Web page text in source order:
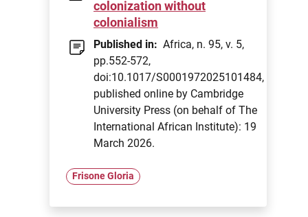
colonization without
colonialism
Published in: Africa, n. 95, v. 5,
pp.552-572,
doi:10.1017/S0001972025101484,
published online by Cambridge
University Press (on behalf of The
International African Institute): 19
March 2026.
Frisone Gloria